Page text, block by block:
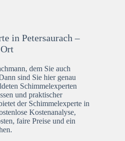
in Petersaurach –
dem Sie auch
sind Sie hier genau
Schimmelexperten
und praktischer
der Schimmelexperte in
Kostenanalyse,
faire Preise und ein